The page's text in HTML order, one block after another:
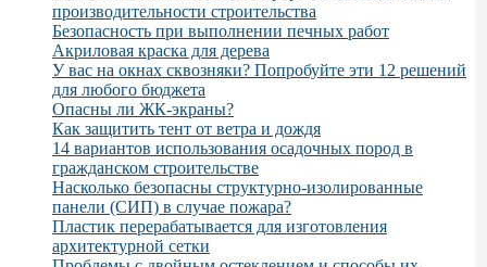
производительности строительства
Безопасность при выполнении печных работ
Акриловая краска для дерева
У вас на окнах сквозняки? Попробуйте эти 12 решений
для любого бюджета
Опасны ли ЖК-экраны?
Как защитить тент от ветра и дождя
14 вариантов использования осадочных пород в
гражданском строительстве
Насколько безопасны структурно-изолированные
панели (СИП) в случае пожара?
Пластик перерабатывается для изготовления
архитектурной сетки